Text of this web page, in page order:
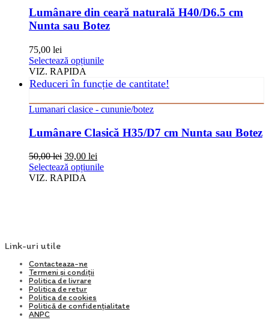
pot
fi
pagina
Lumânare din ceară naturală H40/D6.5 cm
Nunta sau Botez
75,00 lei
Selectează opțiunileAcest
are
mai
multe
variații.
pot
în
VIZ. RAPIDA
Reduceri în funcție de cantitate!
Lumanari clasice - cununie/botez
Lumânare Clasică H35/D7 cm Nunta sau Botez
50,00lei Prețul
inițial
a
39,00 lei
curent
Selectează opțiunileAcest
VIZ. RAPIDA
Link-uri utile
Contacteaza-ne
Termeni și condiții
Politica de livrare
Politica de retur
Politica de cookies
Politică de confidențialitate
ANPC